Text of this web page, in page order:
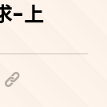
-上